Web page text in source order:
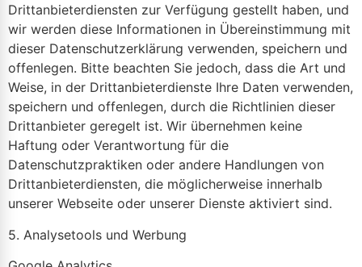
Drittanbieterdiensten zur Verfügung gestellt haben, und
wir werden diese Informationen in Übereinstimmung mit
dieser Datenschutzerklärung verwenden, speichern und
offenlegen. Bitte beachten Sie jedoch, dass die Art und
Weise, in der Drittanbieterdienste Ihre Daten verwenden,
speichern und offenlegen, durch die Richtlinien dieser
Drittanbieter geregelt ist. Wir übernehmen keine
Haftung oder Verantwortung für die
Datenschutzpraktiken oder andere Handlungen von
Drittanbieterdiensten, die möglicherweise innerhalb
unserer Webseite oder unserer Dienste aktiviert sind.
5. Analysetools und Werbung